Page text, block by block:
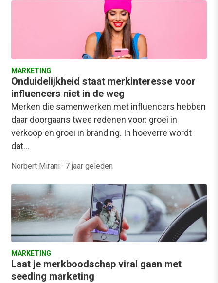
MARKETING
Onduidelijkheid staat merkinteresse voor
influencers niet in de weg
Merken die samenwerken met influencers hebben
daar doorgaans twee redenen voor: groei in
verkoop en groei in branding. In hoeverre wordt
dat…
Norbert Mirani · 7 jaar geleden
MARKETING
Laat je merkboodschap viral gaan met
seeding marketing